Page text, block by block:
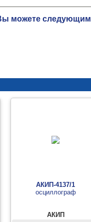
можете следующим
АКИП-4137/1
осциллограф
АКИП